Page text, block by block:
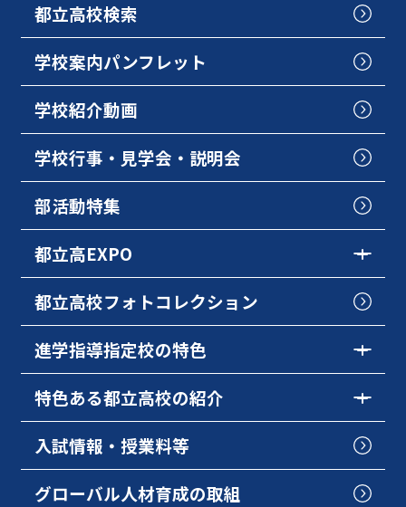
都立高校検索
学校案内パンフレット
学校紹介動画
学校行事・見学会・説明会
部活動特集
都立高EXPO
都立高校フォトコレクション
進学指導指定校の特色
特色ある都立高校の紹介
入試情報・授業料等
グローバル人材育成の取組